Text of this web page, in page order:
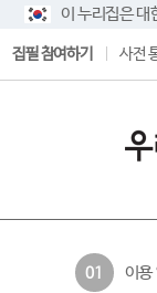
이 누리집은 대
집필 참여하기 사전
01 이용